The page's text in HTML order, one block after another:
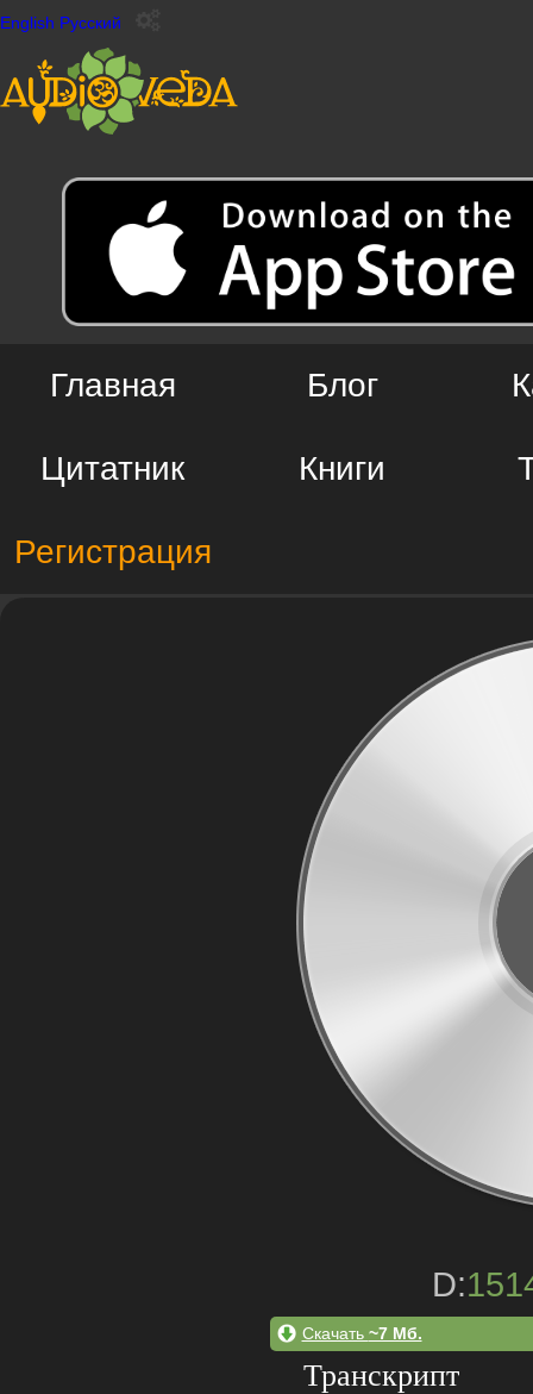
English Русский
Главная Блог
Цитатник Книги
Регистрация
D:
Скачать ~7 Мб.
Транскрипт